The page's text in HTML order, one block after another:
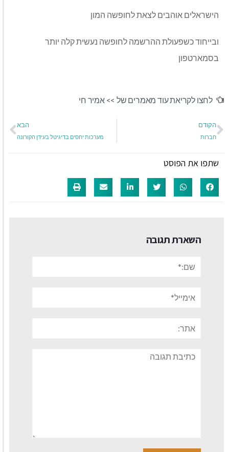
הישראלים אוהבים לצאת לחופשה המון
ובייחוד כשפעולת ההרשמה לחופשה נעשית קלה יותר
בסמארטפון
לחצו לקריאת עוד מאמרים של >> אמיר חי
הקודם
חברות
הבא
מערכות יחסים בדיגיטל בעידן הקורונה
שתפו את הפוסט
השארת תגובה